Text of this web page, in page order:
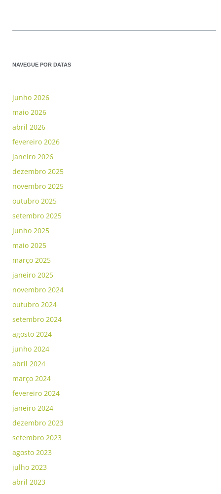
NAVEGUE POR DATAS
junho 2026
maio 2026
abril 2026
fevereiro 2026
janeiro 2026
dezembro 2025
novembro 2025
outubro 2025
setembro 2025
junho 2025
maio 2025
março 2025
janeiro 2025
novembro 2024
outubro 2024
setembro 2024
agosto 2024
junho 2024
abril 2024
março 2024
fevereiro 2024
janeiro 2024
dezembro 2023
setembro 2023
agosto 2023
julho 2023
abril 2023